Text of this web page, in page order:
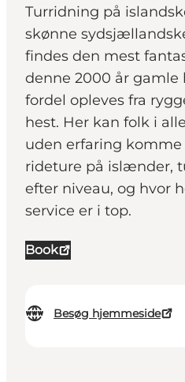
Turridning på
skønne
findes den mest
denne 2000 år gamle
fordel opleves fra
hest. Her kan folk i
uden erfaring
rideture på islænder,
efter niveau, og hvor
service er i top.
Book
Besøg hjemmeside